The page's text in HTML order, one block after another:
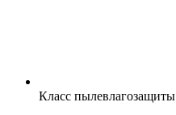
Класс пылевлагозащиты